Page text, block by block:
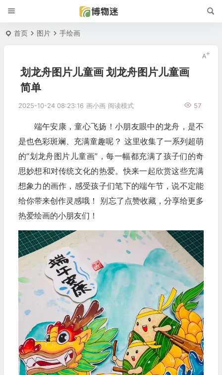
首页 图片 手绘画
划龙舟图片儿童画 划龙舟图片儿童画
简单
2025-10-24 08:23:16 画小画 57
阅读模式
端午安康，童心飞扬！小朋友眼中的龙舟，是不
是也色彩斑斓、充满童趣呢？ 这里收集了一系列超萌
的“划龙舟图片儿童画”，每一幅都充满了孩子们的奇
思妙想和对传统文化的热爱。快来一起欣赏这些充满
想象力的画作，感受孩子们笔下的端午节，说不定能
给你带来创作灵感哦！ 别忘了点赞收藏，分享给更多
热爱绘画的小朋友们！